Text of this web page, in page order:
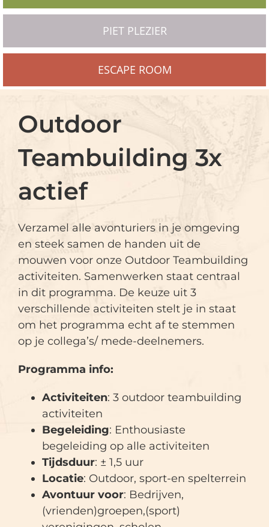
PIET PLEZIER
ESCAPE ROOM
Outdoor
Teambuilding 3x
actief
Verzamel alle avonturiers in je omgeving
en steek samen de handen uit de
mouwen voor onze Outdoor Teambuilding
activiteiten. Samenwerken staat centraal
in dit programma. De keuze uit 3
verschillende activiteiten stelt je in staat
om het programma echt af te stemmen
op je collega’s/ mede-deelnemers.
Programma info:
Activiteiten: 3 outdoor teambuilding
activiteiten
Begeleiding: Enthousiaste
begeleiding op alle activiteiten
Tijdsduur: ± 1,5 uur
Locatie: Outdoor, sport-en spelterrein
Avontuur voor: Bedrijven,
(vrienden)groepen,(sport)